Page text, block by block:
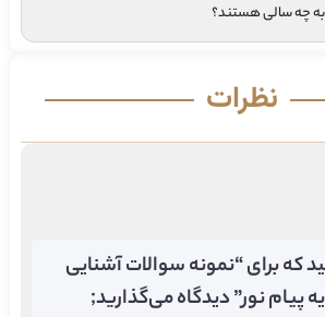
چه سالی هستند؟
نظرات
که برای “نمونه سوالات آشنایی
پیام نور” دیدگاه می‌گذارید;